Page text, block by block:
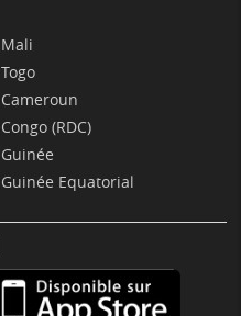
Mali
Togo
Cameroun
Congo (RDC)
Guinée
Guinée Equatorial